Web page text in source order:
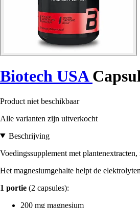
Biotech USA
Product niet beschikbaar
Alle varianten zijn uitverkocht
Beschrijving
Voedingssupplement met
Het magnesiumgehalte helpt de
1 portie (2 capsules):
200 mg magnesium